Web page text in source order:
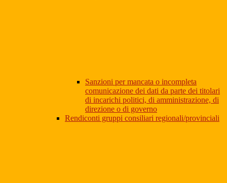
Sanzioni per mancata o incompleta
comunicazione dei dati da parte dei titolari
di incarichi politici, di amministrazione, di
direzione o di governo
Rendiconti gruppi consiliari regionali/provinciali